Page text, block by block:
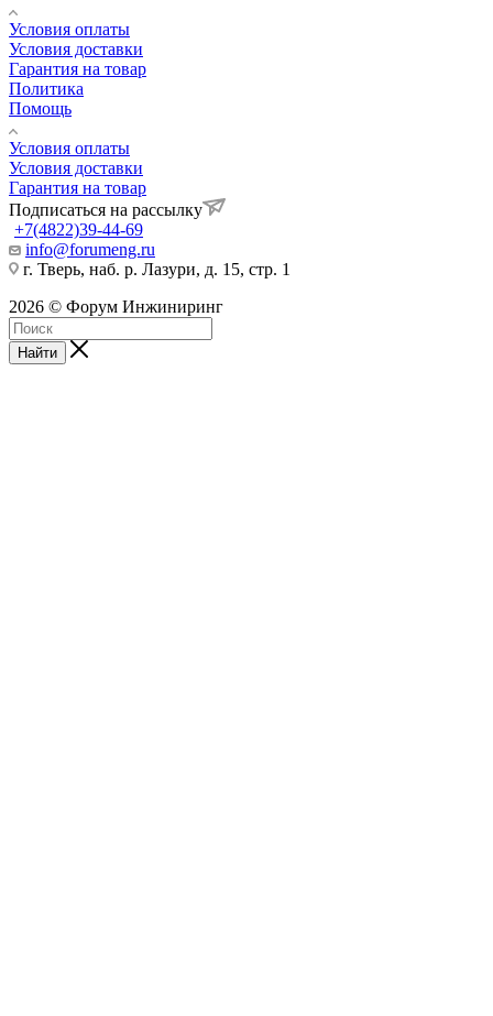
Условия оплаты
Условия доставки
Гарантия на товар
Политика
Помощь
Условия оплаты
Условия доставки
Гарантия на товар
Подписаться на рассылку
+7(4822)39-44-69
info@forumeng.ru
г. Тверь, наб. р. Лазури, д. 15, стр. 1
2026 © Форум Инжиниринг
Найти